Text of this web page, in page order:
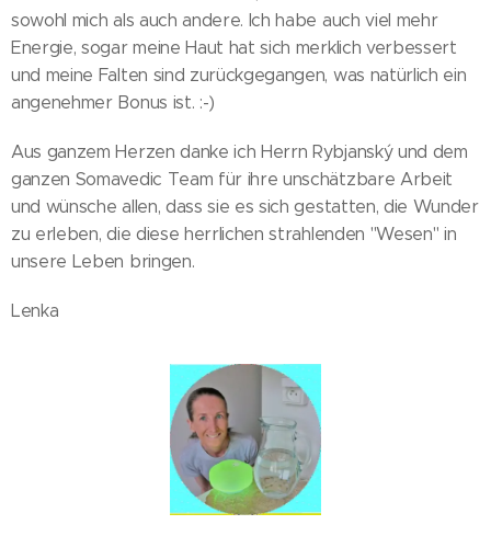
sowohl mich als auch andere. Ich habe auch viel mehr
Energie, sogar meine Haut hat sich merklich verbessert
und meine Falten sind zurückgegangen, was natürlich ein
angenehmer Bonus ist. :-)
Aus ganzem Herzen danke ich Herrn Rybjanský und dem
ganzen Somavedic Team für ihre unschätzbare Arbeit
und wünsche allen, dass sie es sich gestatten, die Wunder
zu erleben, die diese herrlichen strahlenden "Wesen" in
unsere Leben bringen.
Lenka